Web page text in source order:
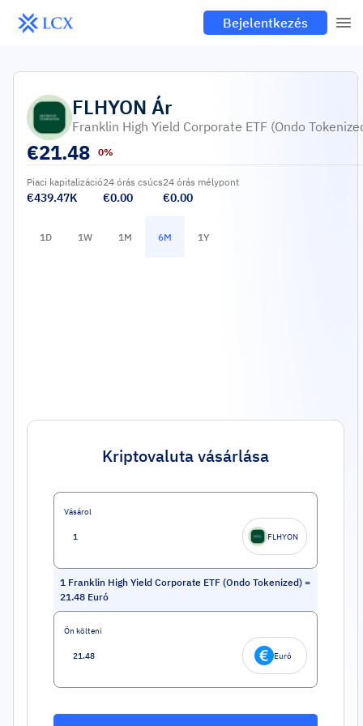
Bejelentkezés
FLHYON Ár
Franklin High Yield Corporate ETF (Ondo
€21.48 0%
Piaci kapitalizáció
€439.47K
24 órás csúcs
€0.00
24 órás mélypont
€0.00
1D 1W 1M 6M 1Y
Kriptovaluta vásárlása
Vásárol
FLHYON
1 Franklin High Yield Corporate ETF (Ondo Tokenized) =
21.48 Euró
Ön költeni
Euró